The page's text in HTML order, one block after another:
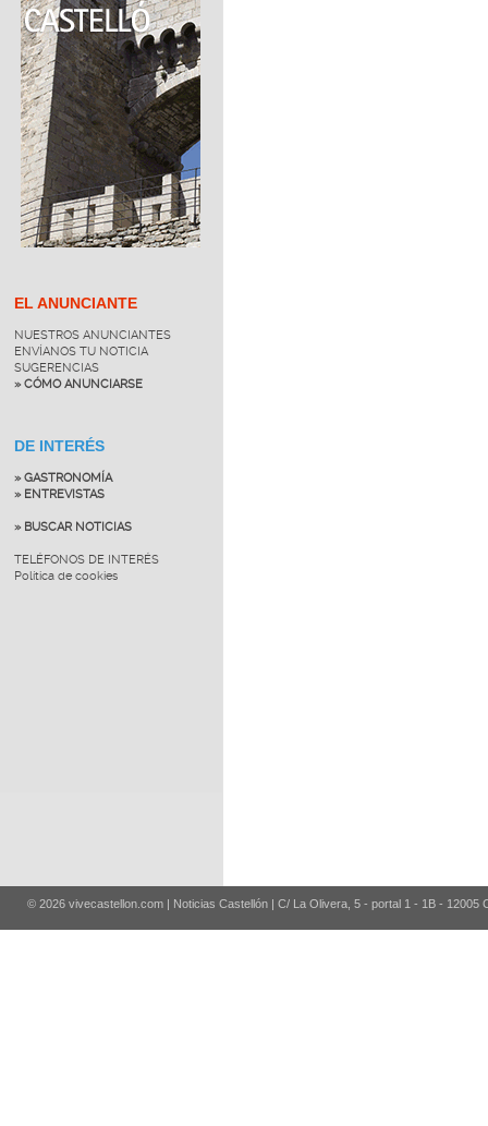
EL ANUNCIANTE
NUESTROS ANUNCIANTES
ENVÍANOS TU NOTICIA
SUGERENCIAS
» CÓMO ANUNCIARSE
DE INTERÉS
» GASTRONOMÍA
» ENTREVISTAS
» BUSCAR NOTICIAS
TELÉFONOS DE INTERÉS
Política de cookies
© 2026 vivecastellon.com | Noticias Castellón | C/ La Olivera, 5 - portal 1 - 1B - 12005